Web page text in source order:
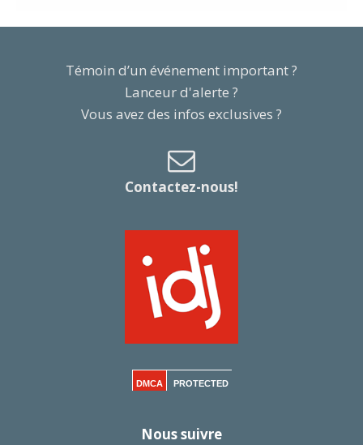
Témoin d’un événement important ?
Lanceur d'alerte ?
Vous avez des infos exclusives ?
Contactez-nous!
DMCA PROTECTED
Nous suivre